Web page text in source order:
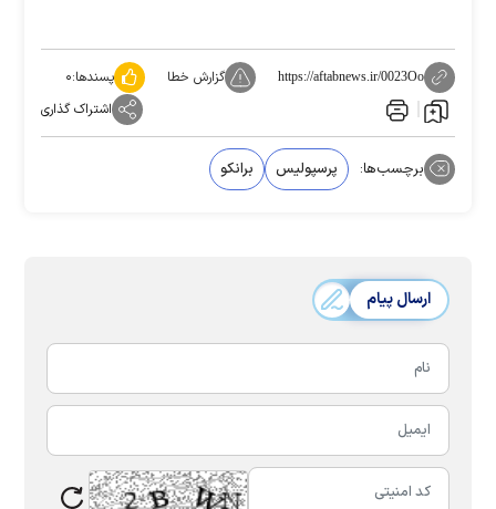
https://aftabnews.ir/0023Oo گزارش خطا پسندها:۰
اشتراک گذاری
برچسب‌ها: پرسپولیس برانکو
ارسال پیام